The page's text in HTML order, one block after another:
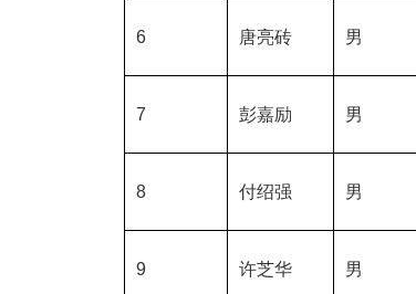
6 唐亮砖 男
7 彭嘉励 男
8 付绍强 男
9 许芝华 男